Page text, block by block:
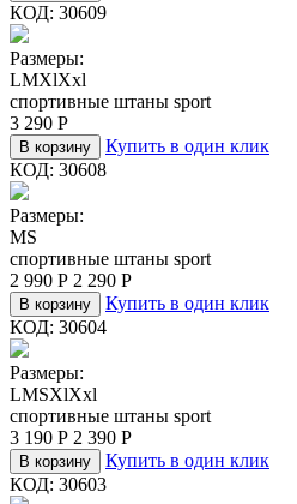
КОД: 30609
Размеры:
LMXlXxl
спортивные штаны sport
3 290 Р
В корзину
Купить в один клик
КОД: 30608
Размеры:
MS
спортивные штаны sport
2 990 Р 2 290 Р
В корзину
Купить в один клик
КОД: 30604
Размеры:
LMSXlXxl
спортивные штаны sport
3 190 Р 2 390 Р
В корзину
Купить в один клик
КОД: 30603